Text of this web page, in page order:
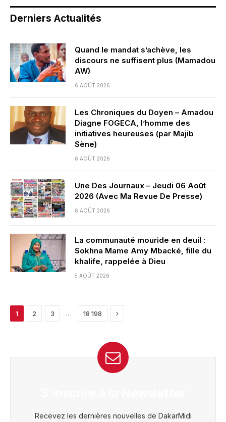
Derniers Actualités
Quand le mandat s’achève, les
discours ne suffisent plus (Mamadou
AW)
6 AOÛT 2026
Les Chroniques du Doyen – Amadou
Diagne FOGECA, l’homme des
initiatives heureuses (par Majib
Sène)
6 AOÛT 2026
Une Des Journaux – Jeudi 06 Août
2026 (Avec Ma Revue De Presse)
6 AOÛT 2026
La communauté mouride en deuil :
Sokhna Mame Amy Mbacké, fille du
khalife, rappelée à Dieu
5 AOÛT 2026
1 2 3 … 18 198 Next
Recevez les dernières nouvelles de DakarMidi